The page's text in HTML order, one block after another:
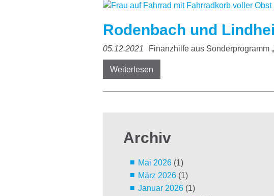
Rodenbach und
05.12.2021 Finanzhilfe aus Sonderprogramm
Weiterlesen
Archiv
Mai 2026(1)
März 2026(1)
Januar 2026(1)